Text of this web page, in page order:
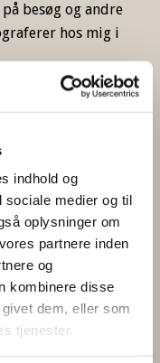
indhold og
sociale medier og til
oplysninger om
partnere inden
og
kombinere disse
dem, eller som
tjenester.
besøg og andre
hos mig i
med
at bruge i